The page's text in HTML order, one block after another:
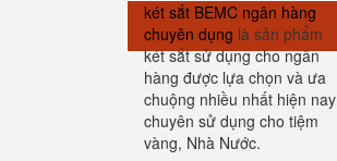
két sắt BEMC ngân hàng
chuyên dụng là sản phẩm
két sắt sử dụng cho ngân
hàng được lựa chọn và ưa
chuộng nhiều nhất hiện nay
chuyên sử dụng cho tiệm
vàng, Nhà Nước.